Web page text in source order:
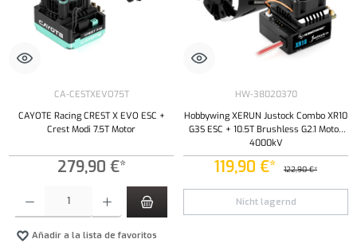
CA-CESTXEVO75T
CAYOTE Racing CREST X EVO ESC +
Crest Modi 7.5T Motor
279,90 €*
Cantidad del producto: introduce la cantidad deseada o usa los botones para aumentar o
Añadir a la lista de favoritos
HW-38020370
Hobbywing XERUN Justock Combo XR10
G3S ESC + 10.5T Brushless G2.1 Motor
4000kV
119,90 €* 122,90 €*
Nicht lagernd